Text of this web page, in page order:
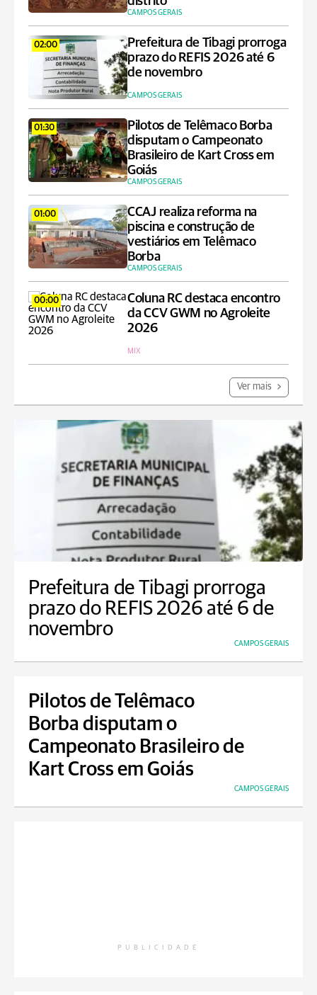
CAMPOS GERAIS
02:00
Prefeitura de Tibagi prorroga
prazo do REFIS 2026 até 6
de novembro
CAMPOS GERAIS
01:30
Pilotos de Telêmaco Borba
disputam o Campeonato
Brasileiro de Kart Cross em
Goiás
CAMPOS GERAIS
01:00
CCAJ realiza reforma na
piscina e construção de
vestiários em Telêmaco
Borba
CAMPOS GERAIS
00:00
Coluna RC destaca encontro
da CCV GWM no Agroleite
2026
MIX
Ver mais
Prefeitura de Tibagi prorroga
prazo do REFIS 2026 até 6 de
novembro
CAMPOS GERAIS
Pilotos de Telêmaco
Borba disputam o
Campeonato Brasileiro de
Kart Cross em Goiás
CAMPOS GERAIS
PUBLICIDADE